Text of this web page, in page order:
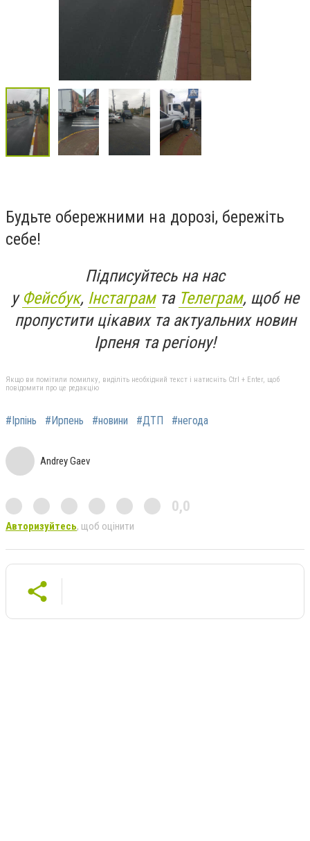
Будьте обережними на дорозі, бережіть
себе!
Підписуйтесь на нас
у Фейсбук, Інстаграмта Телеграм, щоб не
пропустити цікавих та актуальних новин
Ірпеня та регіону!
Якщо ви помітили помилку, виділіть необхідний текст і натисніть Ctrl + Enter, щоб
повідомити про це редакцію
#Ірпінь #Ирпень #новини #ДТП #негода
Andrey Gaev
0,0
Авторизуйтесь, щоб оцінити